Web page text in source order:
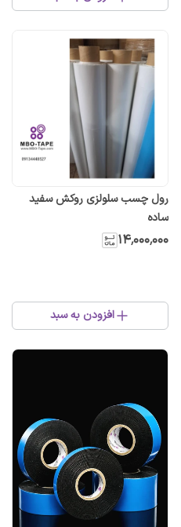
رول چسب سلولزی روکش سفید
ساده
۱۴٬۰۰۰٬۰۰۰
افزودن به سبد